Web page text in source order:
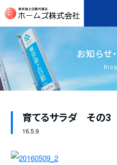
お知らせ・
Blog
育てるサラダ その3
16.5.9